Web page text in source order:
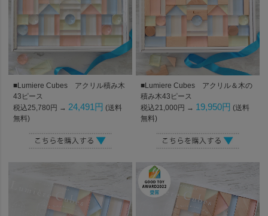
■Lumiere Cubes アクリル積み木
43ピース
税込25,780円 → 24,491円 (送料
無料)
■Lumiere Cubes アクリル＆木の
積み木43ピース
税込21,000円 → 19,950円 (送料
無料)